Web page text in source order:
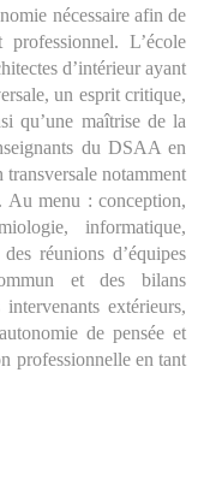
nécessaire afin de
L’école
d’intérieur ayant
un esprit critique,
qu’une maîtrise de la
du DSAA en
notamment
Au menu : conception,
informatique,
réunions d’équipes
et des bilans
extérieurs,
de pensée et
professionnelle en tant